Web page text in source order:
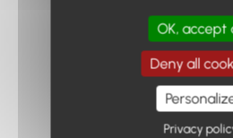
Retour à
OK, accept
Deny all
Privacy